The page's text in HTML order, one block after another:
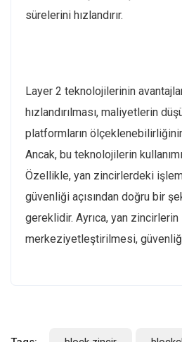
sürelerini hızlandırır.
Layer 2 teknolojilerinin
hızlandırılması, maliyetlerin
platformların ölçeklenebilirliğinin
Ancak, bu teknolojilerin
Özellikle, yan zincirlerdeki
güvenliği açısından doğru bir
gereklidir. Ayrıca, yan zincirlerin
merkeziyetleştirilmesi,